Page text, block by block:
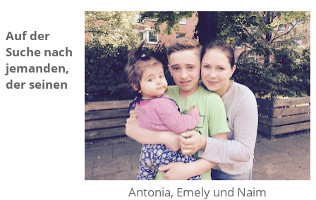
Antonia, Emely und Naim
Auf der
Suche nach
jemanden,
der seinen